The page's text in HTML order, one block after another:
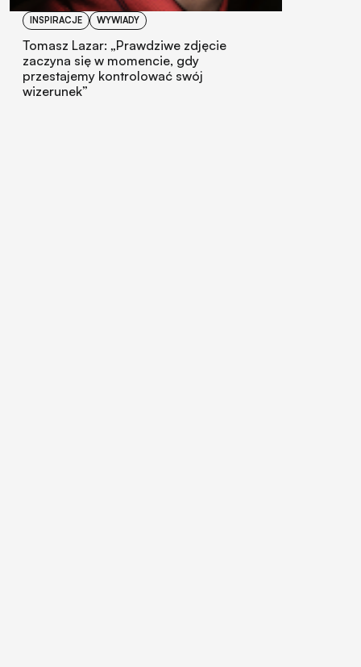
INSPIRACJE WYWIADY
Tomasz Lazar: „Prawdziwe zdjęcie
zaczyna się w momencie, gdy
przestajemy kontrolować swój
wizerunek”